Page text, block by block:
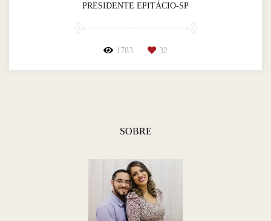
PRESIDENTE EPITÁCIO-SP
1783 32
SOBRE